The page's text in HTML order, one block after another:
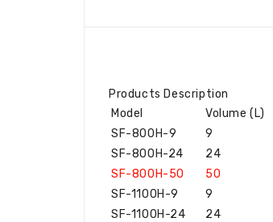
Products Description
Model
Volume (L)
SF-800H-9
9
SF-800H-24
24
SF-800H-50
50
SF-1100H-9
9
SF-1100H-24
24